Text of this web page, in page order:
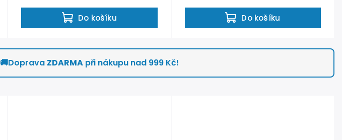
Do košíku Do košíku
🚚Doprava ZDARMApři nákupu nad 999 Kč!